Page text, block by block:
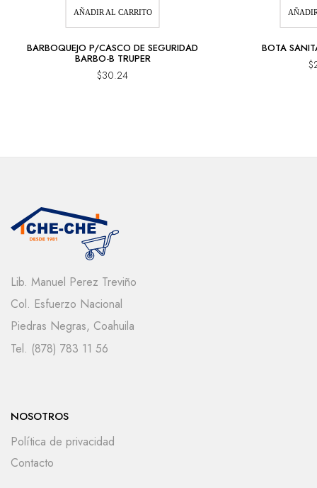
AÑADIR AL CARRITO
BARBOQUEJO P/CASCO DE SEGURIDAD
BARBO-B TRUPER
$30.24
BOTA
$
Lib. Manuel Perez Treviño
Col. Esfuerzo Nacional
Piedras Negras, Coahuila
Tel. (878) 783 11 56
NOSOTROS
Política de privacidad
Contacto